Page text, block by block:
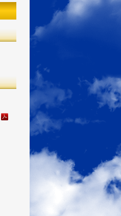
PDF